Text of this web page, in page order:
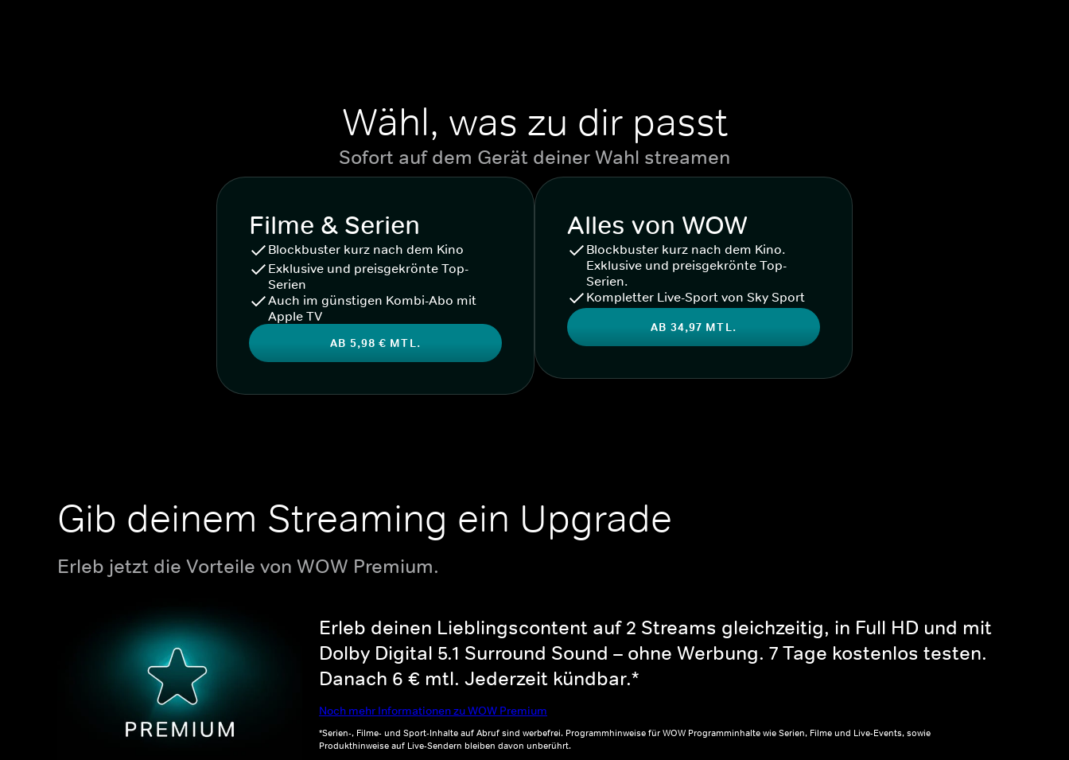
Wähl, was zu dir passt
Sofort auf dem Gerät deiner Wahl streamen
Filme & Serien
Blockbuster kurz nach dem Kino
Exklusive und preisgekrönte Top-
Serien
Auch im günstigen Kombi-Abo mit
Apple TV
AB 5,98 € MTL.
Alles von WOW
Blockbuster kurz nach dem Kino.
Exklusive und preisgekrönte Top-
Serien.
Kompletter Live-Sport von Sky Sport
AB 34,97 MTL.
Gib deinem Streaming ein Upgrade
Erleb jetzt die Vorteile von WOW Premium.
Erleb deinen Lieblingscontent auf 2 Streams gleichzeitig, in Full HD und mit
Dolby Digital 5.1 Surround Sound – ohne Werbung. 7 Tage kostenlos testen.
Danach 6 € mtl. Jederzeit kündbar.*
Noch mehr Informationen zu WOW Premium
*Serien-, Filme- und Sport-Inhalte auf Abruf sind werbefrei. Programmhinweise für WOW Programminhalte wie Serien, Filme und Live-Events, sowie
Produkthinweise auf Live-Sendern bleiben davon unberührt.